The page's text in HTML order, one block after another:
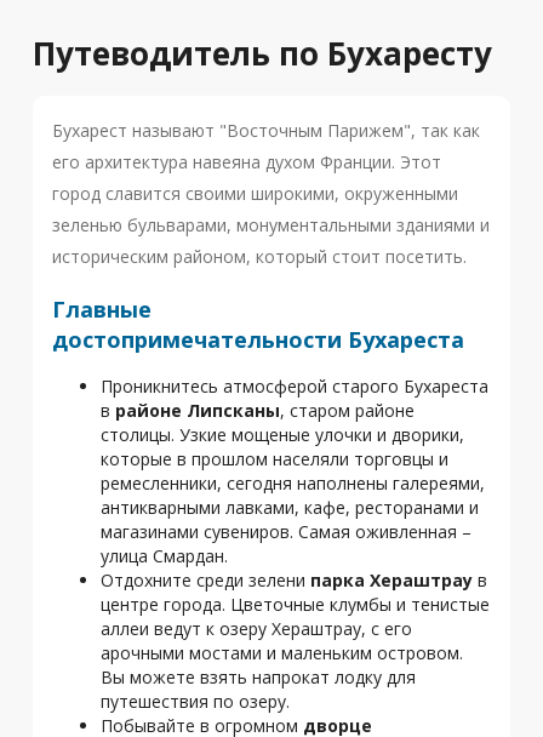
Путеводитель по Бухаресту
Бухарест называют "Восточным Парижем", так как
его архитектура навеяна духом Франции. Этот
город славится своими широкими, окруженными
зеленью бульварами, монументальными зданиями и
историческим районом, который стоит посетить.
Главные
достопримечательности Бухареста
Проникнитесь атмосферой старого Бухареста
в районе Липсканы, старом районе
столицы. Узкие мощеные улочки и дворики,
которые в прошлом населяли торговцы и
ремесленники, сегодня наполнены галереями,
антикварными лавками, кафе, ресторанами и
магазинами сувениров. Самая оживленная –
улица Смардан.
Отдохните среди зелени парка Хераштраув
центре города. Цветочные клумбы и тенистые
аллеи ведут к озеру Хераштрау, с его
арочными мостами и маленьким островом.
Вы можете взять напрокат лодку для
путешествия по озеру.
Побывайте в огромном дворце